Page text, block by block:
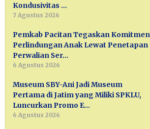
Kondusivitas …
7 Agustus 2026
Pemkab Pacitan Tegaskan Komitmen
Perlindungan Anak Lewat Penetapan
Perwalian Ser…
6 Agustus 2026
Museum SBY-Ani Jadi Museum
Pertama di Jatim yang Miliki SPKLU,
Luncurkan Promo E…
6 Agustus 2026